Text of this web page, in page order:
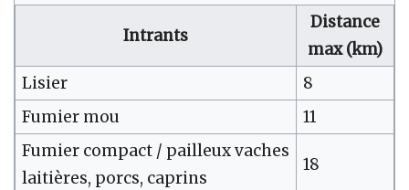
Intrants
Distance
max (km)
Lisier
8
Fumier mou
11
Fumier compact / pailleux vaches
laitières, porcs, caprins
18